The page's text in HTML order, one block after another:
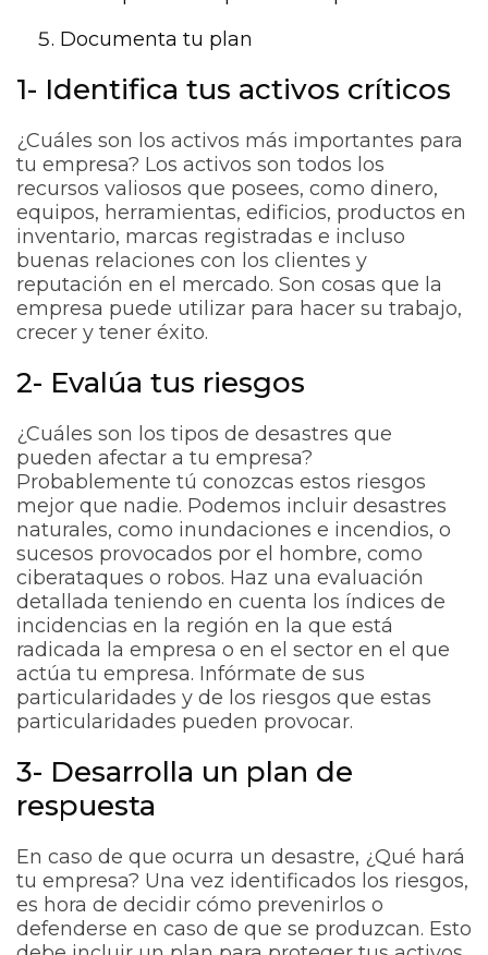
Documenta tu plan
1- Identifica tus activos críticos
¿Cuáles son los activos más importantes para
tu empresa? Los activos son todos los
recursos valiosos que posees, como dinero,
equipos, herramientas, edificios, productos en
inventario, marcas registradas e incluso
buenas relaciones con los clientes y
reputación en el mercado. Son cosas que la
empresa puede utilizar para hacer su trabajo,
crecer y tener éxito.
2- Evalúa tus riesgos
¿Cuáles son los tipos de desastres que
pueden afectar a tu empresa?
Probablemente tú conozcas estos riesgos
mejor que nadie. Podemos incluir desastres
naturales, como inundaciones e incendios, o
sucesos provocados por el hombre, como
ciberataques o robos. Haz una evaluación
detallada teniendo en cuenta los índices de
incidencias en la región en la que está
radicada la empresa o en el sector en el que
actúa tu empresa. Infórmate de sus
particularidades y de los riesgos que estas
particularidades pueden provocar.
3- Desarrolla un plan de
respuesta
En caso de que ocurra un desastre, ¿Qué hará
tu empresa? Una vez identificados los riesgos,
es hora de decidir cómo prevenirlos o
defenderse en caso de que se produzcan. Esto